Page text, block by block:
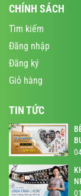
CHÍNH SÁCH
Tìm kiếm
Đăng nhập
Đăng ký
Giỏ hàng
TIN TỨC